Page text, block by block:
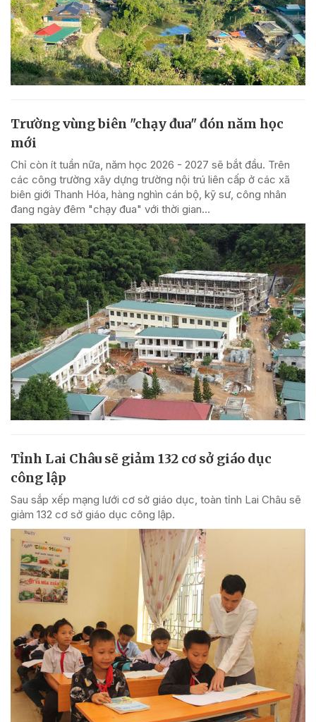
Trường vùng biên "chạy đua" đón năm học
mới
Chỉ còn ít tuần nữa, năm học 2026 - 2027 sẽ bắt đầu. Trên
các công trường xây dựng trường nội trú liên cấp ở các xã
biên giới Thanh Hóa, hàng nghìn cán bộ, kỹ sư, công nhân
đang ngày đêm "chạy đua" với thời gian...
Tỉnh Lai Châu sẽ giảm 132 cơ sở giáo dục
công lập
Sau sắp xếp mạng lưới cơ sở giáo dục, toàn tỉnh Lai Châu sẽ
giảm 132 cơ sở giáo dục công lập.